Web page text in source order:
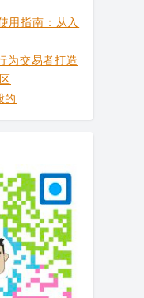
用指南：从入
为交易者打造
的